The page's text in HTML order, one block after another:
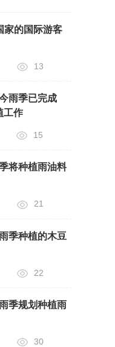
家的国际游客
13
雨季已完成
工作
15
将种植雨油料
21
季种植的木豆
22
季规划种植雨
30